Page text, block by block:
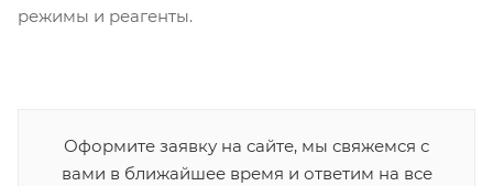
режимы и реагенты.
Оформите заявку на сайте, мы свяжемся с
вами в ближайшее время и ответим на все